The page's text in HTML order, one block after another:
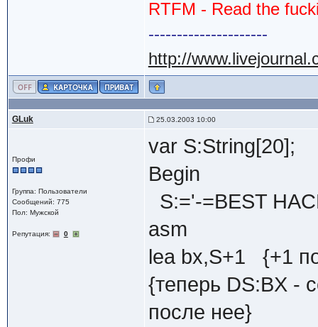
RTFM - Read the
---------------------
http://
GLuk 25.03.2003 10:00
Профи
Группа: Пользователи
Сообщений: 775
Пол: Мужской
Репутация: 0
var S:String[20];
Begin
S:='-=BEST
asm
lea bx,S+1 {+1
{теперь DS:BX -
после нее}